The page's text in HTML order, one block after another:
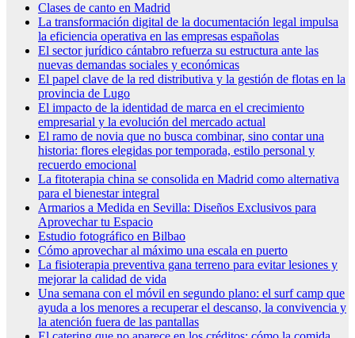
Clases de canto en Madrid
La transformación digital de la documentación legal impulsa
la eficiencia operativa en las empresas españolas
El sector jurídico cántabro refuerza su estructura ante las
nuevas demandas sociales y económicas
El papel clave de la red distributiva y la gestión de flotas en la
provincia de Lugo
El impacto de la identidad de marca en el crecimiento
empresarial y la evolución del mercado actual
El ramo de novia que no busca combinar, sino contar una
historia: flores elegidas por temporada, estilo personal y
recuerdo emocional
La fitoterapia china se consolida en Madrid como alternativa
para el bienestar integral
Armarios a Medida en Sevilla: Diseños Exclusivos para
Aprovechar tu Espacio
Estudio fotográfico en Bilbao
Cómo aprovechar al máximo una escala en puerto
La fisioterapia preventiva gana terreno para evitar lesiones y
mejorar la calidad de vida
Una semana con el móvil en segundo plano: el surf camp que
ayuda a los menores a recuperar el descanso, la convivencia y
la atención fuera de las pantallas